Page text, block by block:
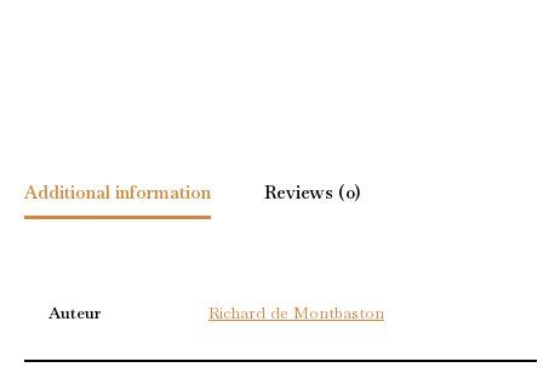
Additional information Reviews (0)
Auteur Richard de Montbaston